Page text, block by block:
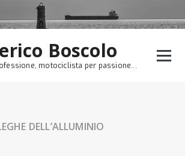
Boscolo
motociclista per passione...
DELL’ALLUMINIO